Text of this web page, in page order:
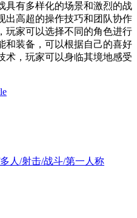
具有多样化的场景和激烈的战
出高超的操作技巧和团队协作
玩家可以选择不同的角色进行
和装备，可以根据自己的喜好
术，玩家可以身临其境地感受
人/射击/战斗/第一人称